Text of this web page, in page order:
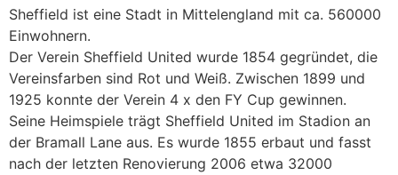
Sheffield ist eine Stadt in Mittelengland mit ca. 560000
Einwohnern.
Der Verein Sheffield United wurde 1854 gegründet, die
Vereinsfarben sind Rot und Weiß. Zwischen 1899 und
1925 konnte der Verein 4 x den FY Cup gewinnen.
Seine Heimspiele trägt Sheffield United im Stadion an
der Bramall Lane aus. Es wurde 1855 erbaut und fasst
nach der letzten Renovierung 2006 etwa 32000